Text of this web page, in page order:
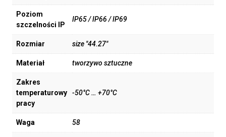
Poziom
szczelności IP
IP65 / IP66 / IP69
Rozmiar size "44.27"
Materiał tworzywo sztuczne
Zakres
temperaturowy
pracy
-50°C … +70°C
Waga 58